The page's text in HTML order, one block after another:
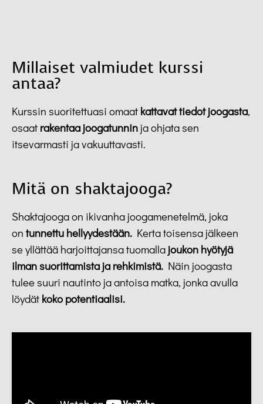
Millaiset valmiudet kurssi
antaa?
Kurssin suoritettuasi omaat kattavat tiedot joogasta,
osaat rakentaa joogatunnin ja ohjata sen
itsevarmasti ja vakuuttavasti.
Mitä on shaktajooga?
Shaktajooga on ikivanha joogamenetelmä, joka
on tunnettu hellyydestään. Kerta toisensa jälkeen
se yllättää harjoittajansa tuomallajoukon hyötyjä
ilman suorittamista ja rehkimistä. Näin joogasta
tulee suuri nautinto ja antoisa matka, jonka avulla
löydät koko potentiaalisi.